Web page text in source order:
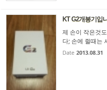
실히 개선된 느
튼에 탑재되어
port가 존재하는
KT G2개봉기입
제 손이 작은것
다; 손에 쥘때는
기가 부담이 되
번 G2는 정말
Date 2013.08.31